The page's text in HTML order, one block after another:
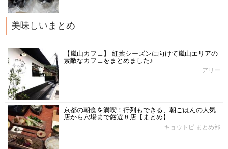
美味しいまとめ
【嵐山カフェ】 紅葉シーズンに向けて嵐山エリアの
素敵なカフェをまとめました♪
アリー
京都の朝食を満喫！行列もできる、朝ごはんの人気
店から穴場まで厳選８店【まとめ】
キョウトピ まとめ部